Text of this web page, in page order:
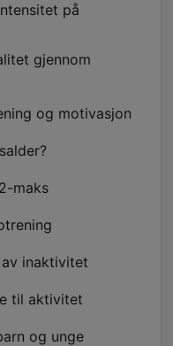
på
gjennom
og motivasjon
maks
inaktivitet
til aktivitet
og unge